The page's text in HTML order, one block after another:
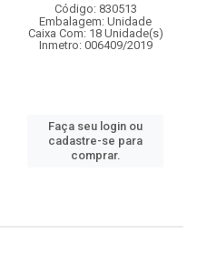
Código: 830513
Embalagem: Unidade
Caixa Com: 18 Unidade(s)
Inmetro: 006409/2019
Faça seu login ou
cadastre-se para
comprar.